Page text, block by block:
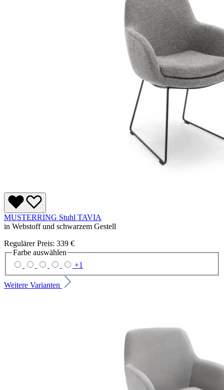
MUSTERRING Stuhl TAVIA
in Webstoff und schwarzem Gestell
Regulärer Preis: 339 €
Farbe auswählen
+1
Weitere Varianten